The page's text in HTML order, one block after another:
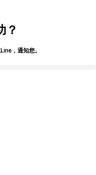
？
，通知您。